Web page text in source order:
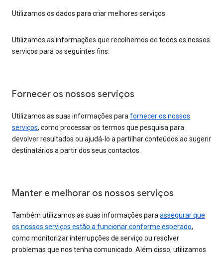
Utilizamos os dados para criar melhores serviços
Utilizamos as informações que recolhemos de todos os nossos
serviços para os seguintes fins:
Fornecer os nossos serviços
Utilizamos as suas informações para fornecer os nossos
serviços, como processar os termos que pesquisa para
devolver resultados ou ajudá-lo a partilhar conteúdos ao sugerir
destinatários a partir dos seus contactos.
Manter e melhorar os nossos serviços
Também utilizamos as suas informações para assegurar que
os nossos serviços estão a funcionar conforme esperado,
como monitorizar interrupções de serviço ou resolver
problemas que nos tenha comunicado. Além disso, utilizamos